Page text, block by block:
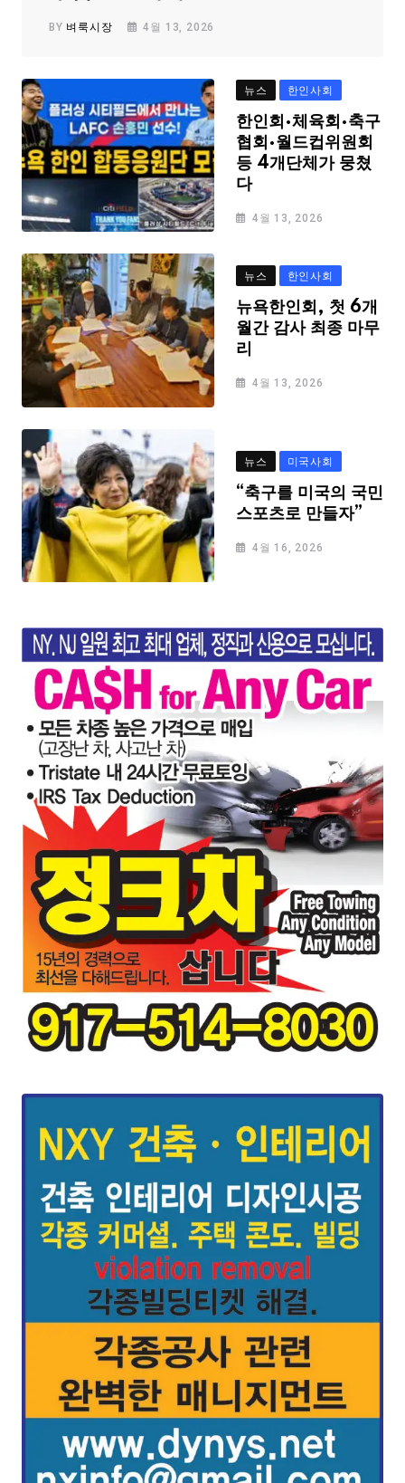
BY 벼룩시장 4월 13, 2026
뉴스 한인사회
한인회·체육회·축구
협회·월드컵위원회
등 4개단체가 뭉쳤
다
4월 13, 2026
뉴스 한인사회
뉴욕한인회, 첫 6개
월간 감사 최종 마무
리
4월 13, 2026
뉴스 미국사회
“축구를 미국의 국민
스포츠로 만들자”
4월 16, 2026